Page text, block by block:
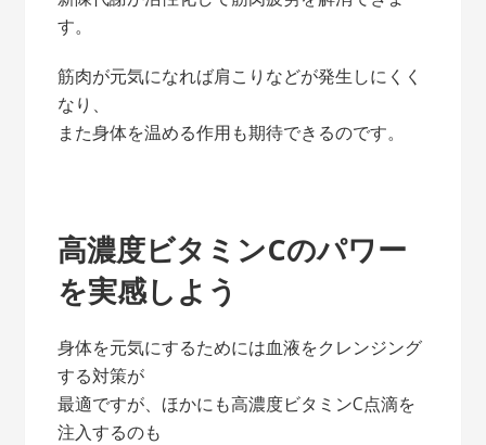
す。
筋肉が元気になれば肩こりなどが発生しにくく
なり、
また身体を温める作用も期待できるのです。
高濃度ビタミンCのパワー
を実感しよう
身体を元気にするためには血液をクレンジング
する対策が
最適ですが、ほかにも高濃度ビタミンC点滴を
注入するのも